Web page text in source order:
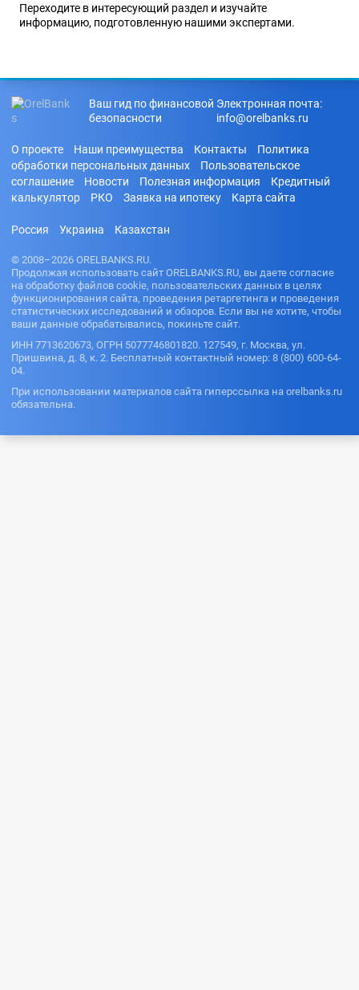
Переходите в интересующий раздел и изучайте
информацию, подготовленную нашими экспертами.
Ваш гид по финансовой
безопасности
Электронная почта:
info@orelbanks.ru
О проекте Наши преимущества Контакты
Политика
обработки персональных данных
Пользовательское
соглашение
Новости Полезная информация
Кредитный
калькулятор
РКО Заявка на ипотеку Карта сайта
Россия Украина Казахстан
© 2008–2026 ORELBANKS.RU.
Продолжая использовать сайт ORELBANKS.RU, вы даете согласие
на обработку файлов cookie, пользовательских данных в целях
функционирования сайта, проведения ретаргетинга и проведения
статистических исследований и обзоров. Если вы не хотите, чтобы
ваши данные обрабатывались, покиньте сайт.
ИНН 7713620673, ОГРН 5077746801820. 127549, г. Москва, ул.
Пришвина, д. 8, к. 2. Бесплатный контактный номер: 8 (800) 600-64-
04.
При использовании материалов сайта гиперссылка на orelbanks.ru
обязательна.